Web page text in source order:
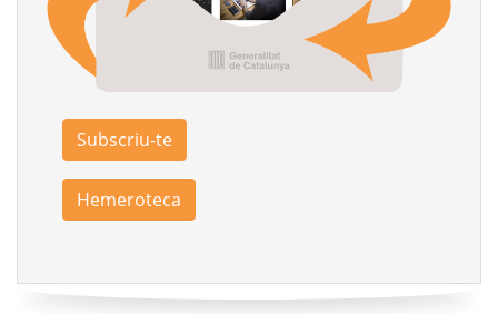
Subscriu-te
Hemeroteca